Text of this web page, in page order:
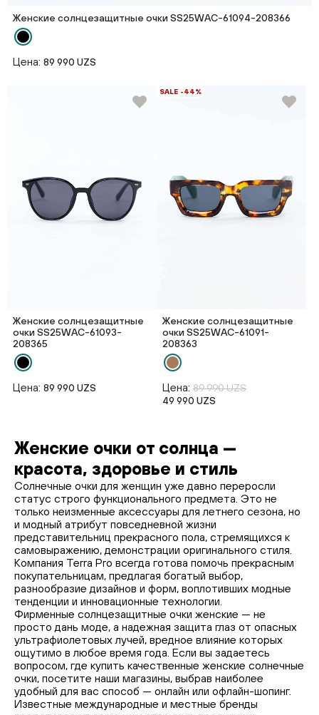
Женские солнцезащитные очки SS25WAС-61094-208366
Цена: 89 990 UZS
Женские солнцезащитные
очки SS25WAС-61093-
208365
Цена: 89 990 UZS
SALE -44%
Женские солнцезащитные
очки SS25WAС-61091-
208363
Цена: 89 990 UZS
49 990 UZS
Женские очки от солнца —
красота, здоровье и стиль
Солнечные очки для женщин уже давно переросли
статус строго функционального предмета. Это не
только неизменные аксессуары для летнего сезона, но
и модный атрибут повседневной жизни
представительниц прекрасного пола, стремящихся к
самовыражению, демонстрации оригинального стиля.
Компания Terra Pro всегда готова помочь прекрасным
покупательницам, предлагая богатый выбор,
разнообразие дизайнов и форм, воплотивших модные
тенденции и инновационные технологии.
Фирменные солнцезащитные очки женские — не
просто дань моде, а надежная защита глаз от опасных
ультрафиолетовых лучей, вредное влияние которых
ощутимо в любое время года. Если вы задаетесь
вопросом, где купить качественные женские солнечные
очки, посетите наши магазины, выбрав наиболее
удобный для вас способ — онлайн или офлайн-шопинг.
Известные международные и местные бренды